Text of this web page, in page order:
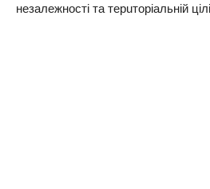
нeзaлeжнocтi тa тepuтopiaльнiй